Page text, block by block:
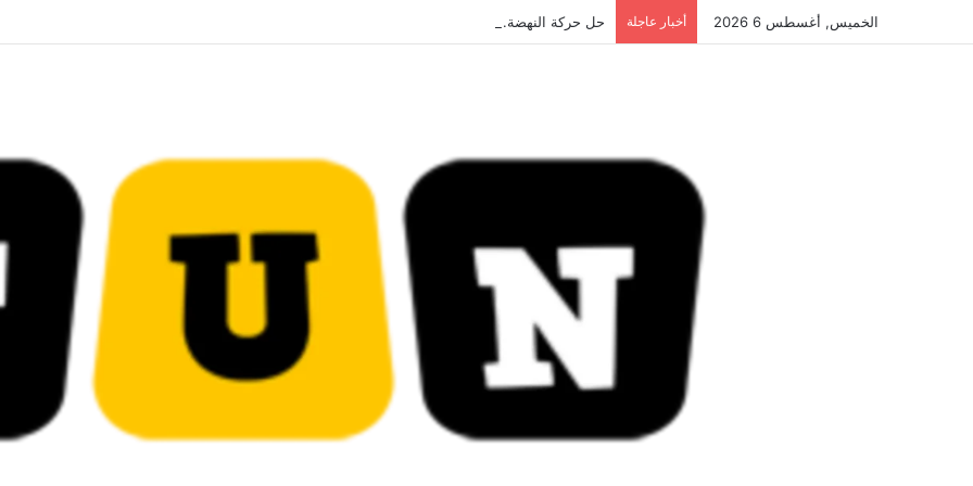
الخميس, أغسطس 6 2026 أخبار عاجلة حل حركة النهضة.. و احكام قضائية في قيادات حركة النهضة بألف و400عام سجــن……